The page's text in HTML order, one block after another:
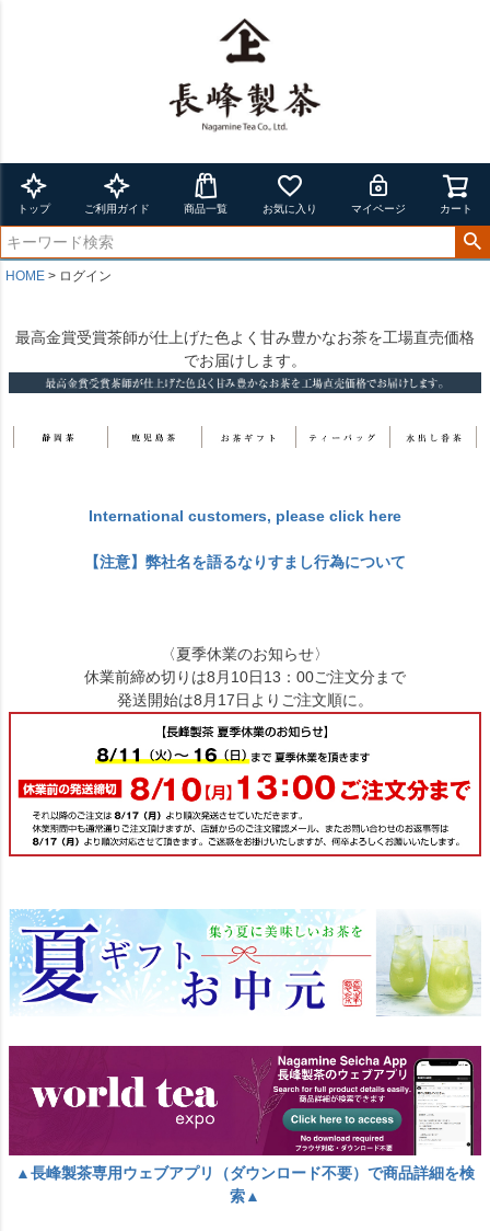
トップ ご利用ガイド 商品一覧 お気に入り マイページ カート
HOME ログイン
最高金賞受賞茶師が仕上げた色よく甘み豊かなお茶を工場直売価格
でお届けします。
International customers, please click here
【注意】弊社名を語るなりすまし行為について
〈夏季休業のお知らせ〉
休業前締め切りは8月10日13：00ご注文分まで
発送開始は8月17日よりご注文順に。
▲長峰製茶専用ウェブアプリ（ダウンロード不要）で商品詳細を検
索▲